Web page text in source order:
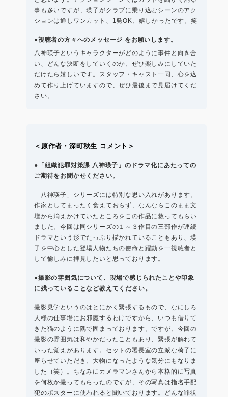
事も多いですが、瑛子がクラブに乗り込むシーンのアク
ションは通しワンカット、1発OK、嬉しかったです。笑
●視聴者の⽅々へのメッセージ をお願いします。
八神瑛子というキャラクターがどのように事件と向き合
い、どんな決断をしていくのか、ぜひ楽しみにしていた
だけたら嬉しいです。スタッフ・キャスト一同、心を込
めて作り上げていますので、ぜひ最後まで見届けてくだ
さい。
＜原作者・深町秋生 コメント＞
●「組織犯罪対策課 八神瑛子」のドラマ化にあたっての
ご期待をお聞かせください。
「八神瑛子」シリーズには特別な思い入れがあります。
作家としてまったく食えておらず、なんならこのまま文
壇から消えかけていたところをこの作品に救ってもらい
ました。今回は同シリーズの１～３作目の三部作が連続
ドラマという形でたっぷり描かれていることもあり、瑛
子を中心とした登場人物たちの使命と躍動を一視聴者と
して愉しみに拝見したいと思っております。
●撮影の雰囲気について、現場で感じられたことや印象
に残っていることなど教えてください。
撮影見学というのはとにかく緊張するもので、なにしろ
人様の仕事場にお邪魔するわけですから、いつも借りて
きた猫のように隅で固まっております。ですが、今回の
撮影の雰囲気は和やかだったこともあり、緊張が解れて
いった覚えがあります。セットの署長室の立派な椅子に
座らせていただき、大物になったような気分にもなりま
した（笑）。ちなみにカメラマンさんから本格的に写真
を何枚か撮ってもらったのですが、その写真は指名手配
犯のポスターに使われると聞いております。どんな罪状